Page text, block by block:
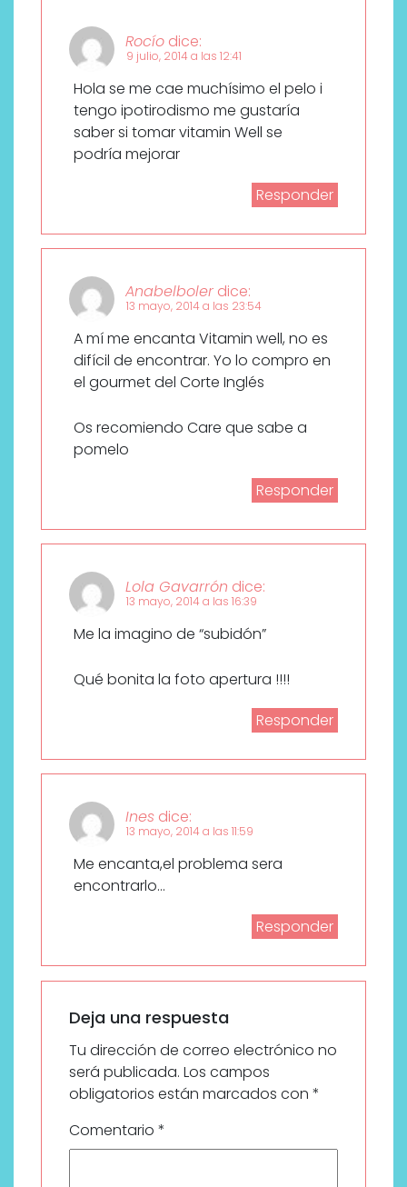
Rocío dice:
9 julio, 2014 a las 12:41
Hola se me cae muchísimo el pelo i
tengo ipotirodismo me gustaría
saber si tomar vitamin Well se
podría mejorar
Responder
Anabelboler dice:
13 mayo, 2014 a las 23:54
A mí me encanta Vitamin well, no es
difícil de encontrar. Yo lo compro en
el gourmet del Corte Inglés
Os recomiendo Care que sabe a
pomelo
Responder
Lola Gavarrón dice:
13 mayo, 2014 a las 16:39
Me la imagino de “subidón”
Qué bonita la foto apertura !!!!
Responder
Ines dice:
13 mayo, 2014 a las 11:59
Me encanta,el problema sera
encontrarlo…
Responder
Deja una respuesta
Tu dirección de correo electrónico no
será publicada. Los campos
obligatorios están marcados con *
Comentario *